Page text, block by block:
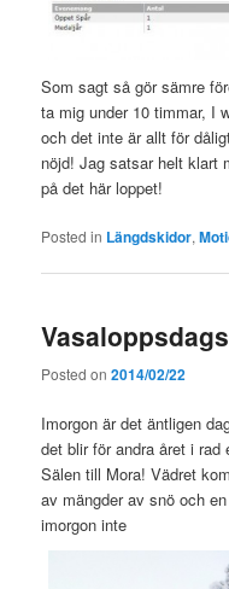
Som sagt så gör sämre
ta mig under 10 timmar, I
och det inte är allt för
nöjd! Jag satsar helt klart
på det här loppet!
Posted in Längdskidor,
Vasaloppsdags
Posted on2014/02/22
Imorgon är det äntligen
det blir för andra året i
Sälen till Mora! Vädret
av mängder av snö och
imorgon inte